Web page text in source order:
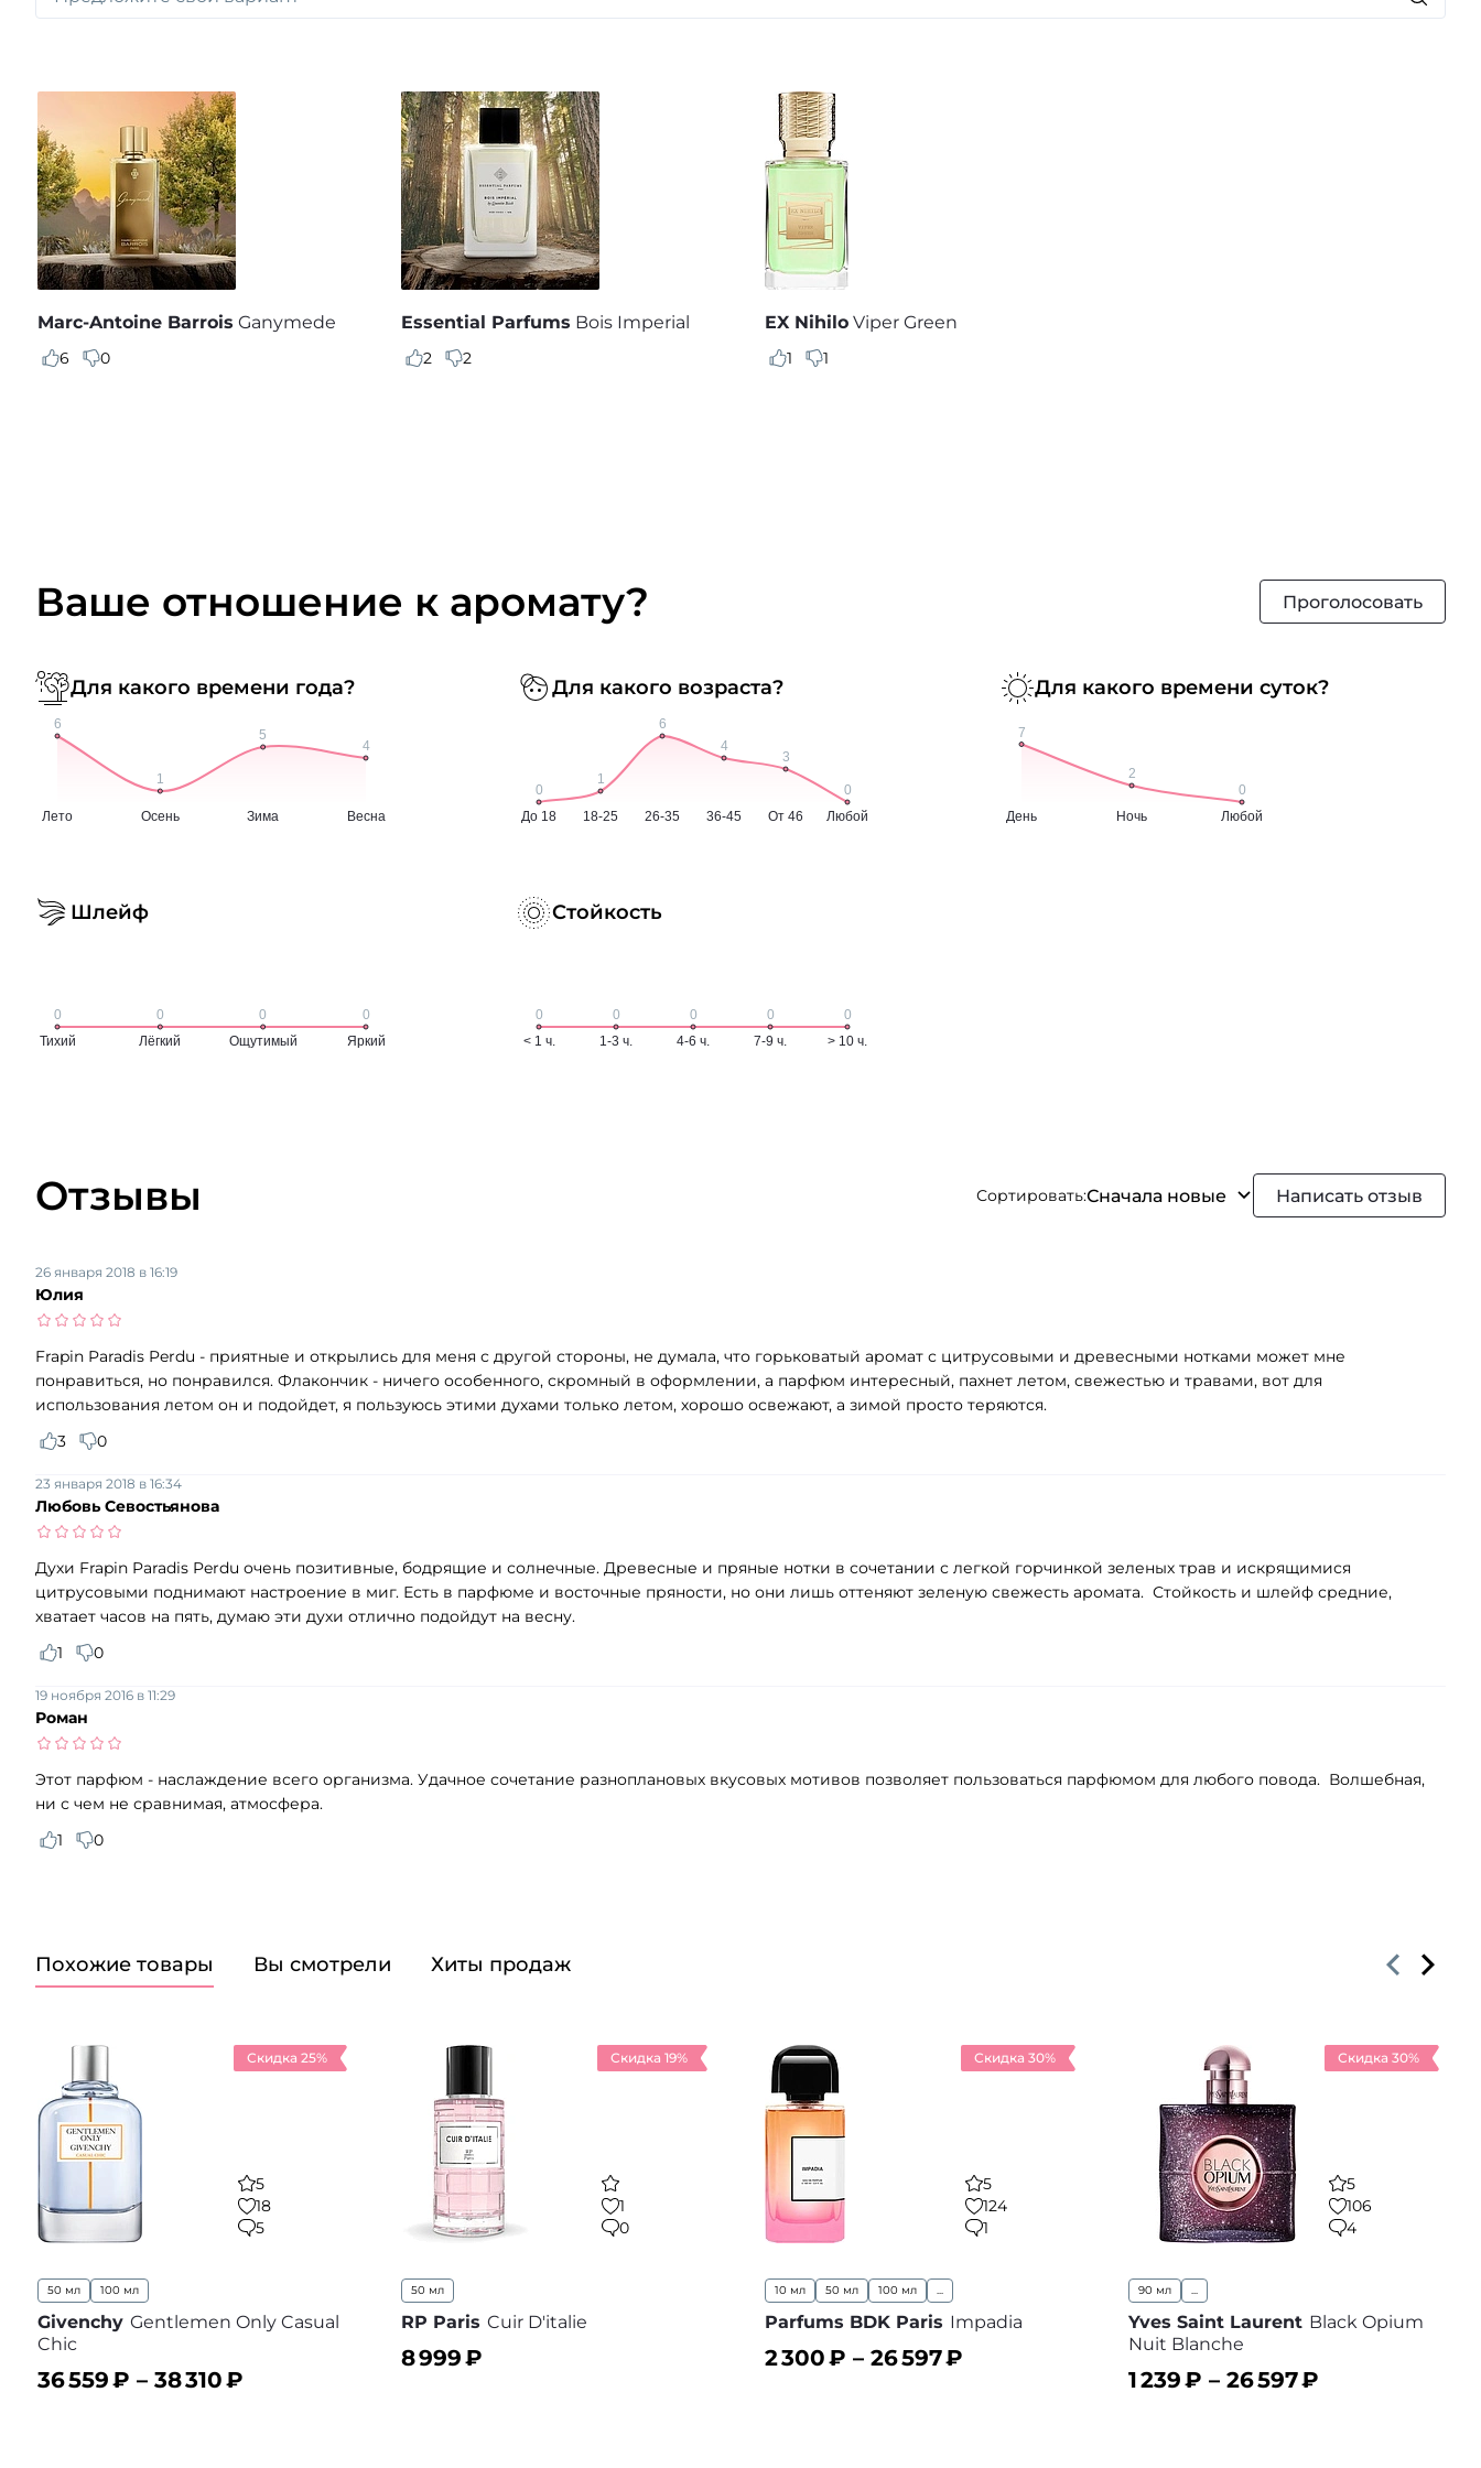
Marc-Antoine Barrois Ganymede
6 0
Essential Parfums Bois Imperial
2 2
EX Nihilo Viper Green
1 1
Ваше отношение к аромату? Проголосовать
Для какого времени года? Для какого возраста? Для какого времени суток?
Шлейф Стойкость
Отзывы Сортировать:Сначала новые Написать отзыв
Юлия
26 января 2018 в 16:19
Frapin Paradis Perdu - приятные и открылись для меня с другой стороны, не думала, что горьковатый аромат с цитрусовыми и древесными нотками может мне
понравиться, но понравился. Флакончик - ничего особенного, скромный в оформлении, а парфюм интересный, пахнет летом, свежестью и травами, вот для
использования летом он и подойдет, я пользуюсь этими духами только летом, хорошо освежают, а зимой просто теряются.
3
0
Любовь Севостьянова
23 января 2018 в 16:34
Духи Frapin Paradis Perdu очень позитивные, бодрящие и солнечные. Древесные и пряные нотки в сочетании с легкой горчинкой зеленых трав и искрящимися
цитрусовыми поднимают настроение в миг. Есть в парфюме и восточные пряности, но они лишь оттеняют зеленую свежесть аромата. Стойкость и шлейф средние,
хватает часов на пять, думаю эти духи отлично подойдут на весну.
1
0
Роман
19 ноября 2016 в 11:29
Этот парфюм - наслаждение всего организма. Удачное сочетание разноплановых вкусовых мотивов позволяет пользоваться парфюмом для любого повода. Волшебная,
ни с чем не сравнимая, атмосфера.
1
0
Похожие товары Вы смотрели Хиты продаж
Скидка 25%
5
18
5
50 мл 100 мл
Givenchy Gentlemen Only Casual
Chic
36 559₽ – 38 310₽
Скидка 19%
1
0
50 мл
RP Paris Cuir D'italie
8 999₽
Скидка 30%
5
124
1
10 мл 50 мл 100 мл ...
Parfums BDK Paris Impadia
2 300₽ – 26 597₽
Скидка 30%
5
106
4
90 мл ...
Yves Saint Laurent Black Opium
Nuit Blanche
1 239₽ – 26 597₽